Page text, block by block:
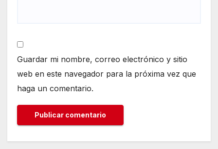
Guardar mi nombre, correo electrónico y sitio
web en este navegador para la próxima vez que
haga un comentario.